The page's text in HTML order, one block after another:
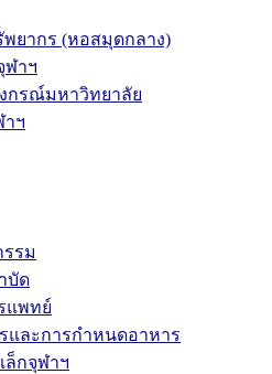
ยากร (หอสมุดกลาง)
ฬาฯ
กรณ์มหาวิทยาลัย
ฯ
รม
บัด
แพทย์
และการกำหนดอาหาร
ล็กจุฬาฯ